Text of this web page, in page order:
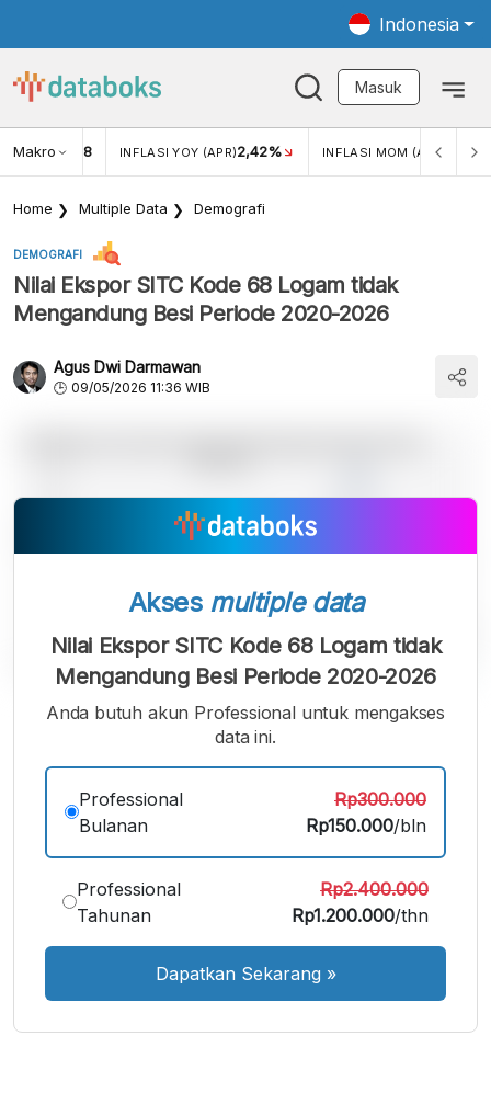
Indonesia
Masuk
Makro
USD/IDR 18 INFLASI YOY (APR)2,42% INFLASI MOM (APR) 0,13%
Home Multiple Data Demografi
DEMOGRAFI
Nilai Ekspor SITC Kode 68 Logam tidak
Mengandung Besi Periode 2020-2026
Agus Dwi Darmawan
09/05/2026 11:36 WIB
A
Kecil
A
Font
A
Font
Besar
Akses multiple data
Nilai Ekspor SITC Kode 68 Logam tidak
Mengandung Besi Periode 2020-2026
Anda butuh akun Professional untuk mengakses
data ini.
Professional
Bulanan
Rp300.000
Rp150.000/bln
Professional
Tahunan
Rp2.400.000
Rp1.200.000/thn
Dapatkan Sekarang »